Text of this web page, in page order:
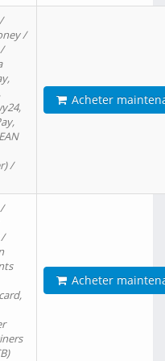
/
/
Acheter
Acheter